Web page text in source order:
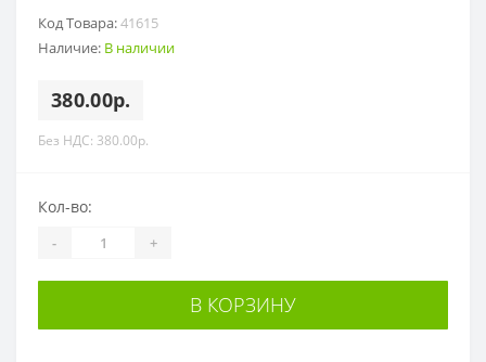
Код Товара:41615
Наличие: В наличии
380.00р.
Без НДС: 380.00р.
Кол-во:
- +
В КОРЗИНУ